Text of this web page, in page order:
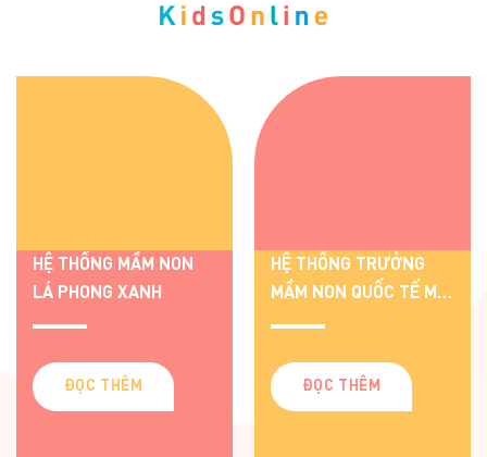
HỆ THỐNG MẦM NON
LÁ PHONG XANH
ĐỌC THÊM
HỆ THỐNG TRƯỜNG
MẦM NON QUỐC TẾ ME
SCHOOL
ĐỌC THÊM